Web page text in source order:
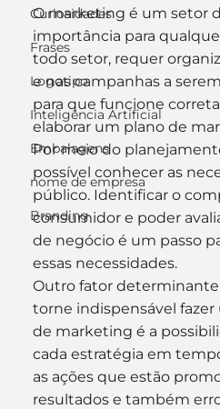
Curiosidades
Frases
Logotipo
Inteligência Artificial
Embalagens
nome de empresa
Branding
O marketing é um setor
importância para
todo setor, requer
e nas campanhas a
para que funcione
elaborar um plano de
Por meio do
possível conhecer as
público. Identificar o
consumidor e poder
de negócio é um passo
essas necessidades.
Outro fator
torne indispensável
de marketing é a
cada estratégia em
as ações que estão
resultados e também